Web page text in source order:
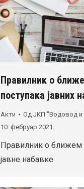
Правилник о
поступака јавних
Акти Од ЈКП "Водовод и
10. фебруар 2021.
Правилник о ближем
јавне набавке